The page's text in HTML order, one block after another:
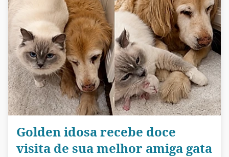
Golden idosa recebe doce
visita de sua melhor amiga gata